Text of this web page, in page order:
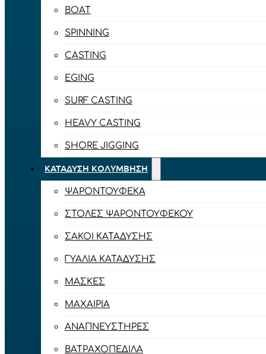
BOAT
SPINNING
CASTING
EGING
SURF CASTING
HEAVY CASTING
SHORE JIGGING
ΚΑΤΆΔΥΣΗ ΚΟΛΎΜΒΗΣΗ
ΨΑΡΟΝΤΟΎΦΕΚΑ
ΣΤΟΛΈΣ ΨΑΡΟΝΤΟΎΦΕΚΟΥ
ΣΆΚΟΙ ΚΑΤΆΔΥΣΗΣ
ΓΥΑΛΙΆ ΚΑΤΆΔΥΣΗΣ
ΜΆΣΚΕΣ
ΜΑΧΑΊΡΙΑ
ΑΝΑΠΝΕΥΣΤΉΡΕΣ
ΒΑΤΡΑΧΟΠΈΔΙΛΑ